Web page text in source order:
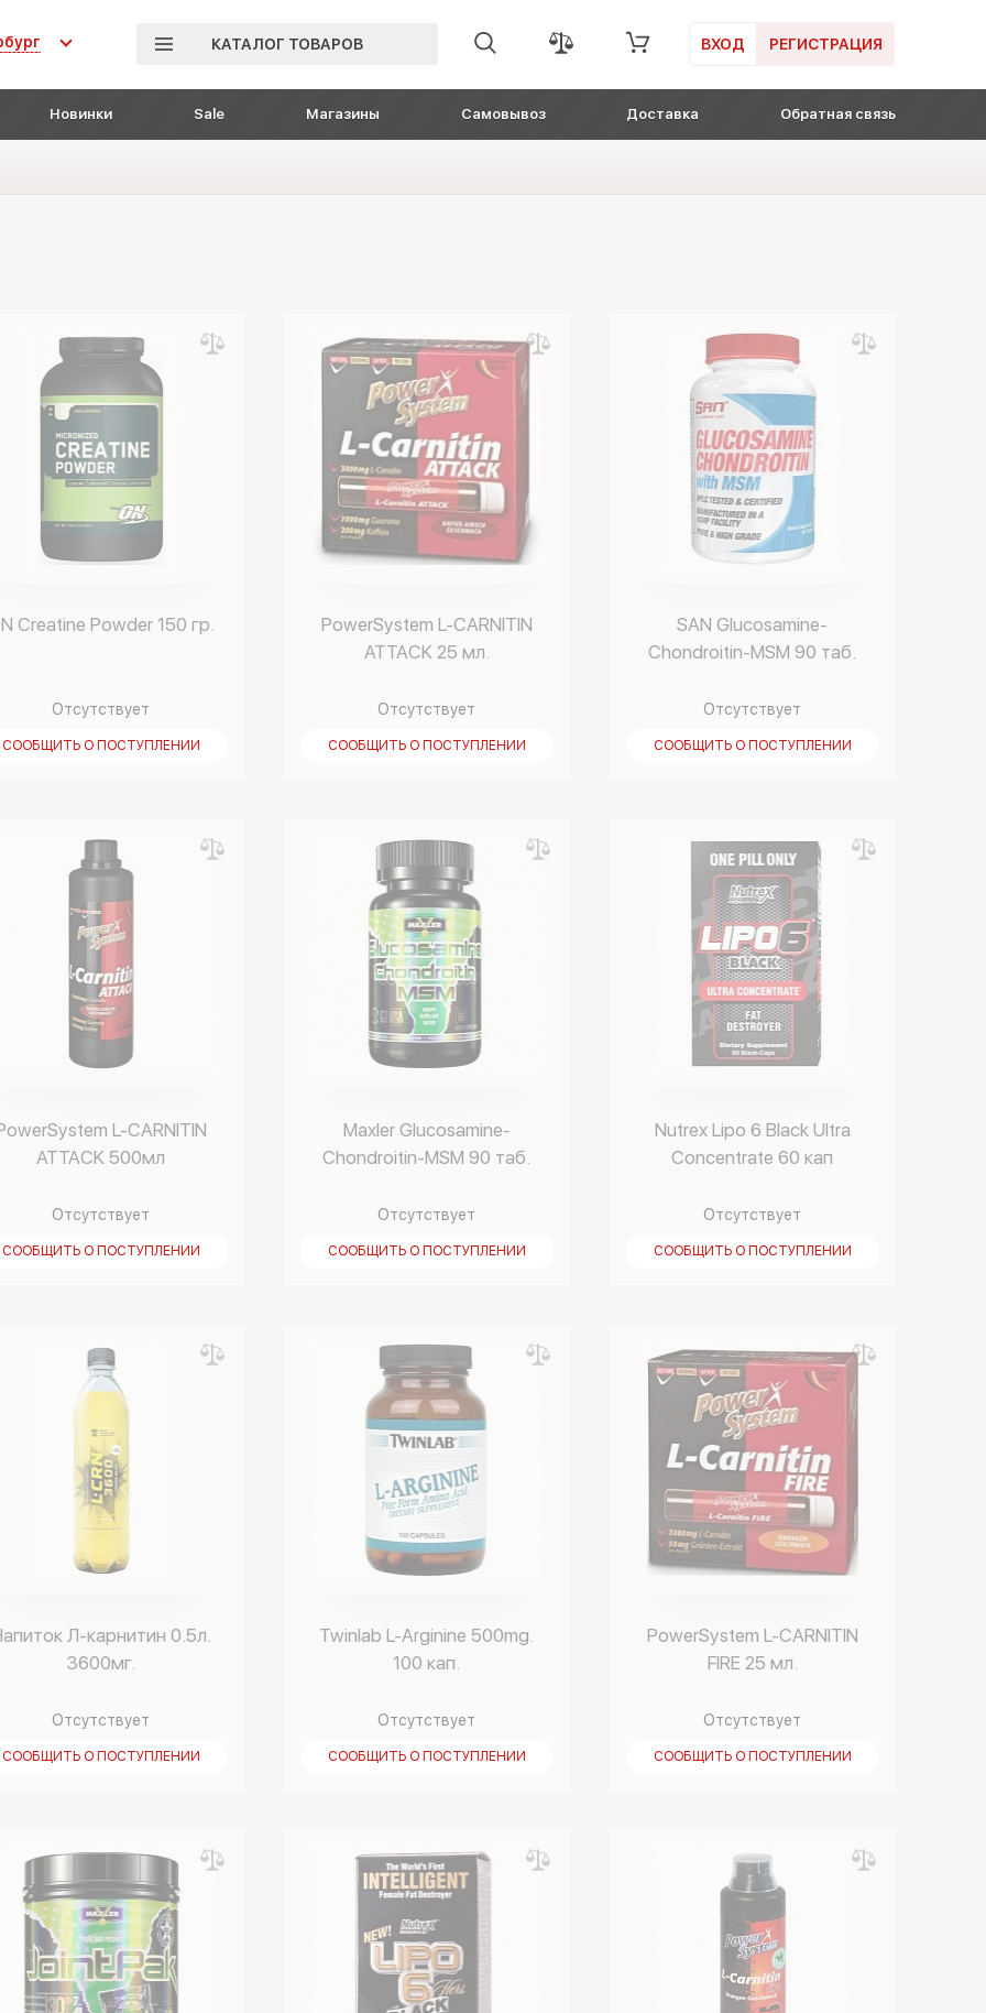
КАТАЛОГ ТОВАРОВ ВХОД РЕГИСТРАЦИЯ
Новинки Sale Магазины Самовывоз Доставка Обратная связь
Creatine Powder 150 гр.
Отсутствует
СООБЩИТЬ О ПОСТУПЛЕНИИ
PowerSystem L-CARNITIN
ATTAСK 25 мл.
Отсутствует
СООБЩИТЬ О ПОСТУПЛЕНИИ
SAN Glucosamine-
Chondroitin-MSM 90 таб.
Отсутствует
СООБЩИТЬ О ПОСТУПЛЕНИИ
L-CARNITIN
ATTAСK 500мл
Отсутствует
СООБЩИТЬ О ПОСТУПЛЕНИИ
Maxler Glucosamine-
Chondroitin-MSM 90 таб.
Отсутствует
СООБЩИТЬ О ПОСТУПЛЕНИИ
Nutrex Lipo 6 Black Ultra
Concentrate 60 кап
Отсутствует
СООБЩИТЬ О ПОСТУПЛЕНИИ
Л-карнитин 0.5л.
3600мг.
Отсутствует
СООБЩИТЬ О ПОСТУПЛЕНИИ
Twinlab L-Arginine 500mg.
100 кап.
Отсутствует
СООБЩИТЬ О ПОСТУПЛЕНИИ
PowerSystem L-CARNITIN
FIRE 25 мл.
Отсутствует
СООБЩИТЬ О ПОСТУПЛЕНИИ